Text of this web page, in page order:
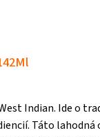
Indian. Ide o
Táto lahodná